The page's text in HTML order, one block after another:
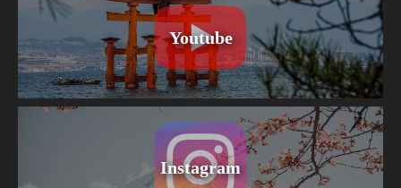
Youtube
Instagram